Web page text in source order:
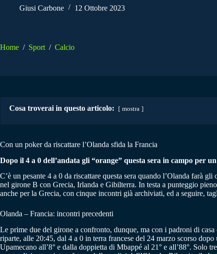
Giusi Carbone 12 Ottobre 2023
Home / Sport / Calcio
Cosa troverai in questo articolo: mostra
Con un poker da riscattare l’Olanda sfida la Francia
Dopo il 4 a 0 dell’andata gli “orange” questa sera in campo per
C’è un pesante 4 a 0 da riscattare questa sera quando l’Olanda farà
nel girone B con Grecia, Irlanda e Gibilterra. In testa a punteggio
anche per la Grecia, con cinque incontri già archiviati, ed a seguire,
Olanda – Francia: incontri precedenti
Le prime due del girone a confronto, dunque, ma con i padroni di
riparte, alle 20:45, dal 4 a 0 in terra francese del 24 marzo scorso
Upamecano all’8° e dalla doppietta di Mbappé al 21° e all’88°. Solo